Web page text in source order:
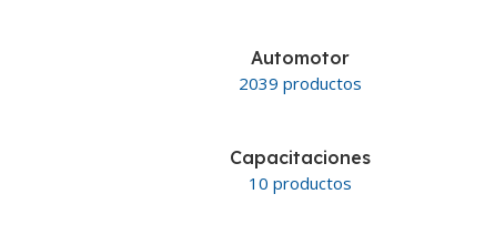
Automotor
2039 productos
Capacitaciones
10 productos